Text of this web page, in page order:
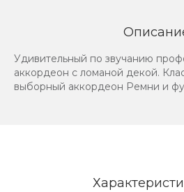
Удивительный по звучанию
аккордеон с ломаной декой.
выборный аккордеон Ремни и